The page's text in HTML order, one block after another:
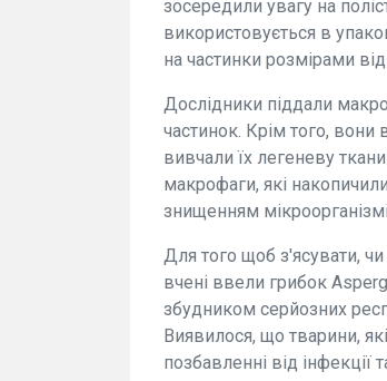
зосередили увагу на
використовується в
на частинки розмірами
Дослідники піддали
частинок. Крім того,
вивчали їх легеневу
макрофаги, які
знищенням
Для того щоб з'ясувати,
вчені ввели грибок
збудником серйозних
Виявилося, що тварини,
позбавленні від